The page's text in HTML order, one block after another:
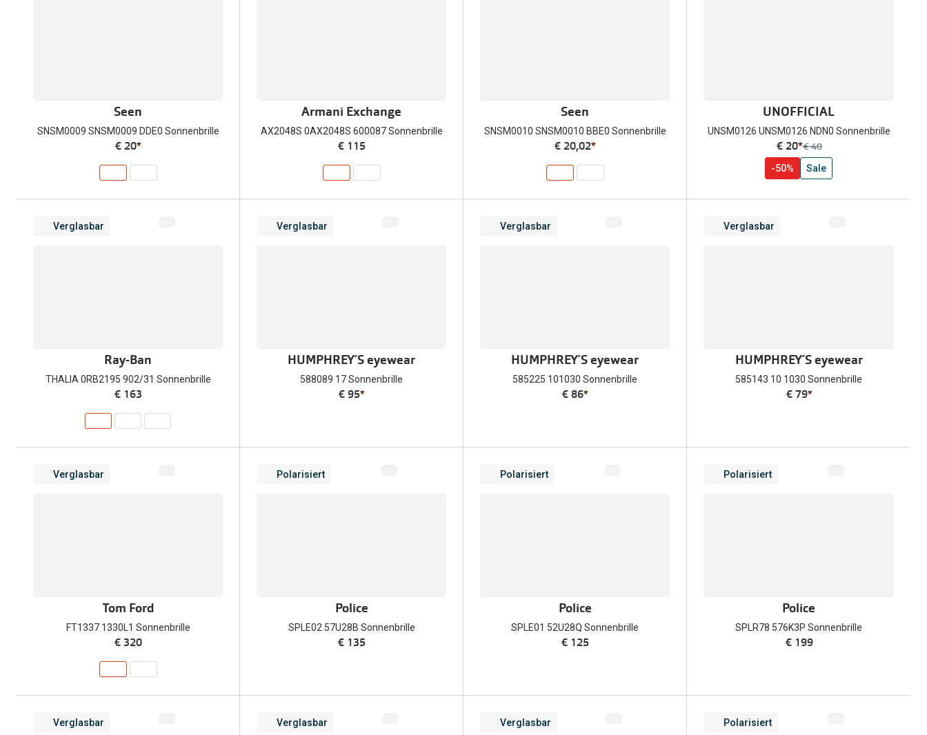
Seen
SNSM0009 SNSM0009 DDE0 Sonnenbrille
€ 20*
Armani Exchange
AX2048S 0AX2048S 600087 Sonnenbrille
€ 115
Seen
SNSM0010 SNSM0010 BBE0 Sonnenbrille
€ 20,02*
UNOFFICIAL
UNSM0126 UNSM0126 NDN0 Sonnenbrille
jetzt:
€ 20*Vorher:
€ 40
-50% Sale
Verglasbar
Ray-Ban
THALIA 0RB2195 902/31 Sonnenbrille
€ 163
Verglasbar
HUMPHREY´S eyewear
588089 17 Sonnenbrille
€ 95*
Verglasbar
HUMPHREY´S eyewear
585225 101030 Sonnenbrille
€ 86*
Verglasbar
HUMPHREY´S eyewear
585143 10 1030 Sonnenbrille
€ 79*
Verglasbar
Tom Ford
FT1337 1330L1 Sonnenbrille
€ 320
Polarisiert
Police
SPLE02 57U28B Sonnenbrille
€ 135
Polarisiert
Police
SPLE01 52U28Q Sonnenbrille
€ 125
Polarisiert
Police
SPLR78 576K3P Sonnenbrille
€ 199
Verglasbar Verglasbar Verglasbar Polarisiert